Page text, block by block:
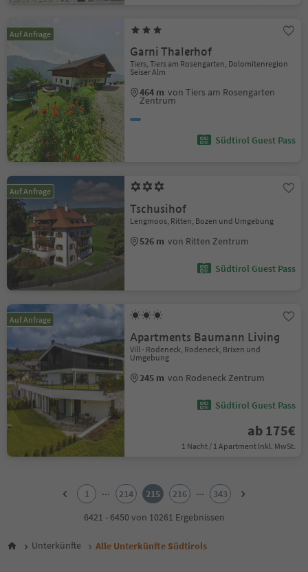
Auf Anfrage
Garni Thalerhof
Tiers, Tiers am Rosengarten, Dolomitenregion
Seiser Alm
464 m von Tiers am Rosengarten
Zentrum
Südtirol Guest Pass
Auf Anfrage
Tschusihof
Lengmoos, Ritten, Bozen und Umgebung
526 m von Ritten Zentrum
Südtirol Guest Pass
Auf Anfrage
Apartments Baumann Living
Vill - Rodeneck, Rodeneck, Brixen und
Umgebung
245 m von Rodeneck Zentrum
Südtirol Guest Pass
ab 175€
1 Nacht / 1 Apartment Inkl. MwSt.
6
1 ... 214 215 216 ...
343
6421 - 6450 von 10261 Ergebnissen
Unterkünfte Alle Unterkünfte Südtirols